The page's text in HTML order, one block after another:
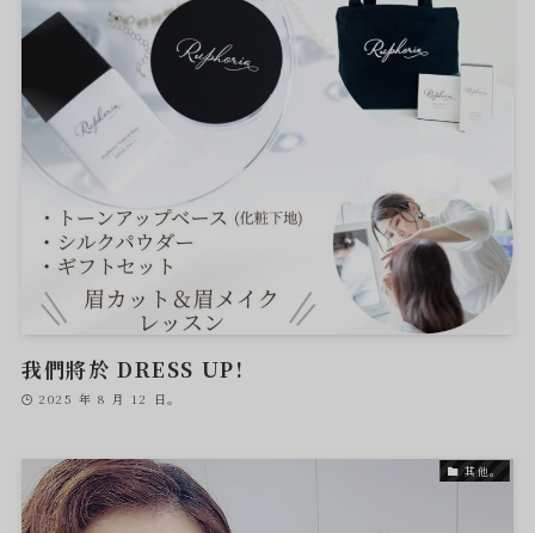
我們將於 DRESS UP!
2025 年 8 月 12 日。
其他。